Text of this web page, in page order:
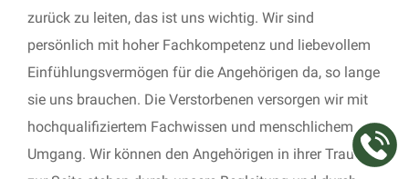
zurück zu leiten, das ist uns wichtig. Wir sind
persönlich mit hoher Fachkompetenz und liebevollem
Einfühlungsvermögen für die Angehörigen da, so lange
sie uns brauchen. Die Verstorbenen versorgen wir mit
hochqualifiziertem Fachwissen und menschlichem
Umgang. Wir können den Angehörigen in ihrer Trauer